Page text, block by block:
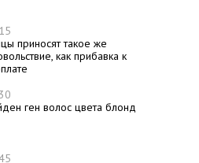
приносят такое же
как прибавка к
ген волос цвета блонд